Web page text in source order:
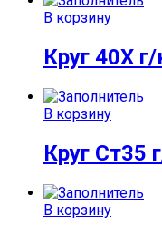
В корзину
Круг 40Х
В корзину
Круг Ст35
В корзину